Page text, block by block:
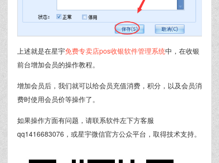
上述就是在星宇免费专卖店pos收银软件管理系统中，在收银
前台增加会员的操作教程。
增加会员后，我们就可以给会员充值消费，积分，以及会员消
费时使用会员价等操作了。
如果操作方面有问题，请联系软件左下方客服
qq1416683076，或星宇微信官方公众平台，取得技术支持。